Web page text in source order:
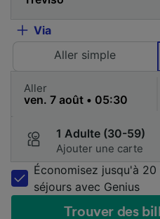
Via
Aller simple
Aller
1 Adulte (30-59)
Ajouter une carte
Économisez jusqu'à 20
séjours avec Genius
Trouver des